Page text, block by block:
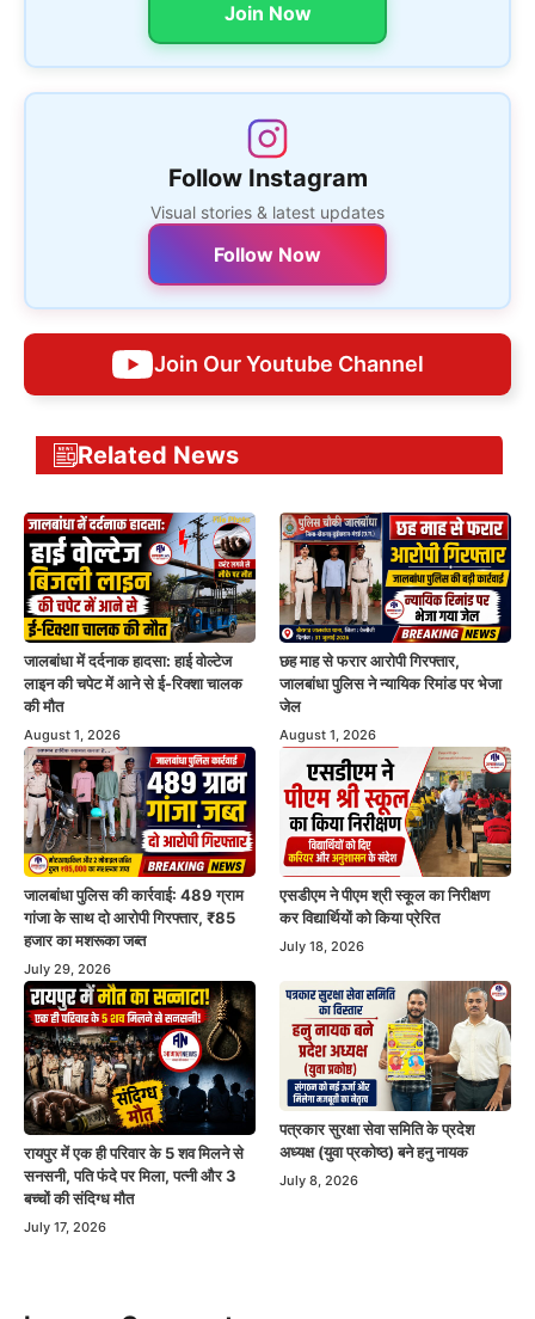
Join Now
Follow Instagram
Visual stories & latest updates
Follow Now
Join Our Youtube Channel
Related News
जालबांधा में दर्दनाक हादसा: हाई वोल्टेज
लाइन की चपेट में आने से ई-रिक्शा चालक
की मौत
August 1, 2026
छह माह से फरार आरोपी गिरफ्तार,
जालबांधा पुलिस ने न्यायिक रिमांड पर भेजा
जेल
August 1, 2026
जालबांधा पुलिस की कार्रवाई: 489 ग्राम
गांजा के साथ दो आरोपी गिरफ्तार, ₹85
हजार का मशरूका जब्त
July 29, 2026
एसडीएम ने पीएम श्री स्कूल का निरीक्षण
कर विद्यार्थियों को किया प्रेरित
July 18, 2026
रायपुर में एक ही परिवार के 5 शव मिलने से
सनसनी, पति फंदे पर मिला, पत्नी और 3
बच्चों की संदिग्ध मौत
July 17, 2026
पत्रकार सुरक्षा सेवा समिति के प्रदेश
अध्यक्ष (युवा प्रकोष्ठ) बने हनु नायक
July 8, 2026